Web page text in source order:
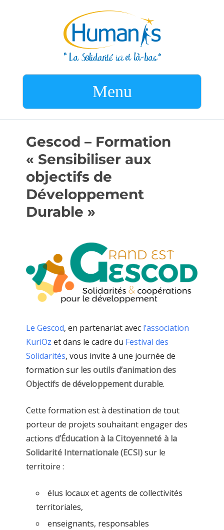
Menu
Gescod – Formation
« Sensibiliser aux
objectifs de
Développement
Durable »
Le Gescod, en partenariat avec l’association
KuriOz et dans le cadre du Festival des
Solidarités, vous invite à une journée de
formation sur les outils d’animation des
Objectifs de développement durable.
Cette formation est à destination de tout
porteur de projets souhaitant engager des
actions d’Éducation à la Citoyenneté à la
Solidarité Internationale (ECSI)sur le
territoire :
élus locaux et agents de collectivités
territoriales,
enseignants, responsables